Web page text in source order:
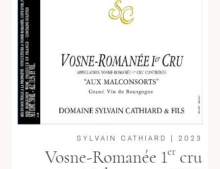
2023
|
SYLVAIN CATHIARD
Vosne-Romanée 1er cru